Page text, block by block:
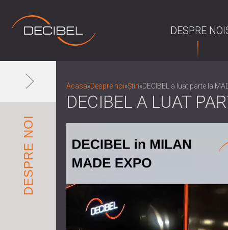
DESPRE NOI
DESPRE NOI
Acasa»Despre noi»Știri»DECIBEL a luat parte la
DECIBEL A LUAT